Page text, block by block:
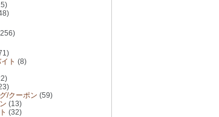
ト (8)
/クーポン (59)
(13)
(32)